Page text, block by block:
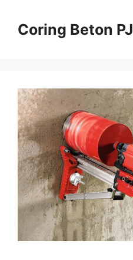
contentCoring Beton PJ